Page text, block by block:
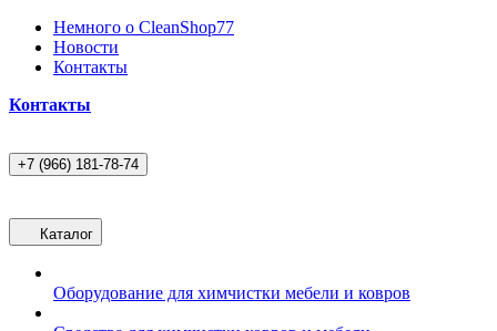
Немного о CleanShop77
Новости
Контакты
Контакты
+7 (966) 181-78-74
Каталог
Оборудование для химчистки мебели и ковров